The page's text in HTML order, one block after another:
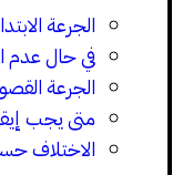
الجرعة
في حال عدم
الجرعة
متى يجب
الاختلاف